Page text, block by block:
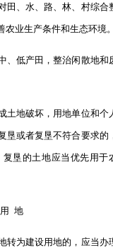
田、水、路、林、村综合
农业生产条件和生态环境
低产田，整治闲散地和
地破坏，用地单位和个
垦或者复垦不符合要求的
垦的土地应当优先用于
地
为建设用地的，应当办